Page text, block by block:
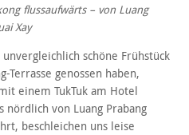
flussaufwärts – von Luang
Xay
schöne Frühstück
Terrasse genossen haben,
einem TukTuk am Hotel
nördlich von Luang Prabang
beschleichen uns leise